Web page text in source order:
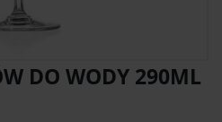
DO WODY 290ML